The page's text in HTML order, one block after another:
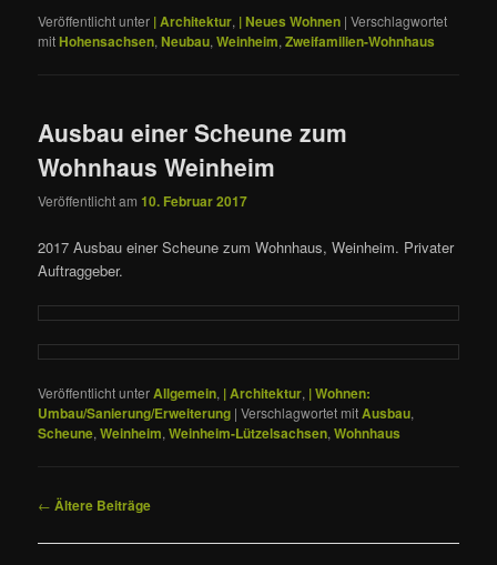
Veröffentlicht unter | Architektur, | Neues Wohnen |Verschlagwortet
mitHohensachsen,Neubau,Weinheim,Zweifamilien-Wohnhaus
Ausbau einer Scheune zum
Wohnhaus Weinheim
Veröffentlicht am10. Februar 2017
2017 Ausbau einer Scheune zum Wohnhaus, Weinheim. Privater
Auftraggeber.
Veröffentlicht unterAllgemein, | Architektur, | Wohnen:
Umbau/Sanierung/Erweiterung |Verschlagwortet mitAusbau,
Scheune,Weinheim,Weinheim-Lützelsachsen,Wohnhaus
Beitragsnavigation
← Ältere Beiträge